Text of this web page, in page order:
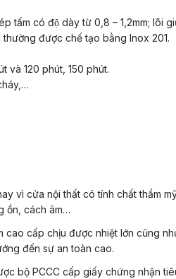
tấm có độ dày từ 0,8 – 1,2mm; lõi
được chế tạo bằng Inox 201.
và 120 phút, 150 phút.
vì cửa nội thất có tính chất thẩm
ồn, cách âm…
cấp chịu được nhiệt lớn cũng
đến sự an toàn cao.
bộ PCCC cấp giấy chứng nhận